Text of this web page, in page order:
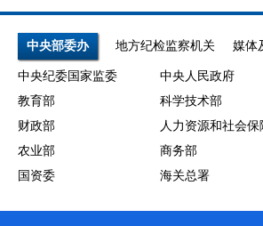
中央部委办 地方纪检监察机关 媒体
中央纪委国家监委 中央人民政府
教育部
科学技术部
财政部
人力资源和社会保
农业部
商务部
国资委
海关总署